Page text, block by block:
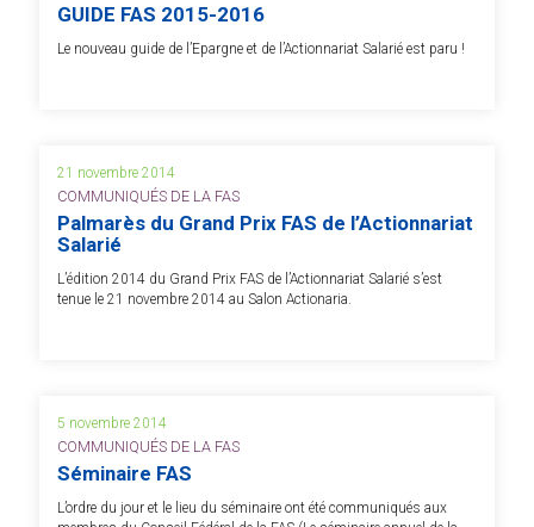
GUIDE FAS 2015-2016
Le nouveau guide de l’Epargne et de l’Actionnariat Salarié est paru !
21 novembre 2014
COMMUNIQUÉS DE LA FAS
Palmarès du Grand Prix FAS de l’Actionnariat
Salarié
L’édition 2014 du Grand Prix FAS de l’Actionnariat Salarié s’est
tenue le 21 novembre 2014 au Salon Actionaria.
5 novembre 2014
COMMUNIQUÉS DE LA FAS
Séminaire FAS
L’ordre du jour et le lieu du séminaire ont été communiqués aux